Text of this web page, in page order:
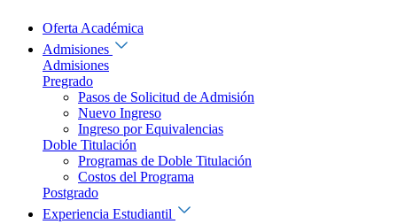
Oferta Académica
Admisiones
Admisiones
Pregrado
Pasos de Solicitud de Admisión
Nuevo Ingreso
Ingreso por Equivalencias
Doble Titulación
Programas de Doble Titulación
Costos del Programa
Postgrado
Experiencia Estudiantil